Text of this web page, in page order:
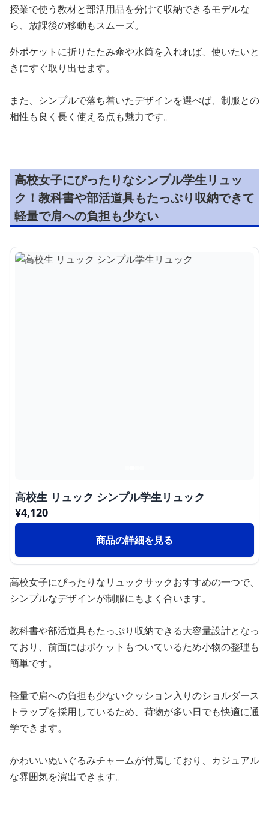
授業で使う教材と部活用品を分けて収納できるモデルな
ら、放課後の移動もスムーズ。
外ポケットに折りたたみ傘や水筒を入れれば、使いたいと
きにすぐ取り出せます。
また、シンプルで落ち着いたデザインを選べば、制服との
相性も良く長く使える点も魅力です。
高校女子にぴったりなシンプル学生リュッ
ク！教科書や部活道具もたっぷり収納できて
軽量で肩への負担も少ない
高校生 リュック シンプル学生リュック
¥4,120
商品の詳細を見る
高校女子にぴったりなリュックサックおすすめの一つで、
シンプルなデザインが制服にもよく合います。
教科書や部活道具もたっぷり収納できる大容量設計となっ
ており、前面にはポケットもついているため小物の整理も
簡単です。
軽量で肩への負担も少ないクッション入りのショルダース
トラップを採用しているため、荷物が多い日でも快適に通
学できます。
かわいいぬいぐるみチャームが付属しており、カジュアル
な雰囲気を演出できます。